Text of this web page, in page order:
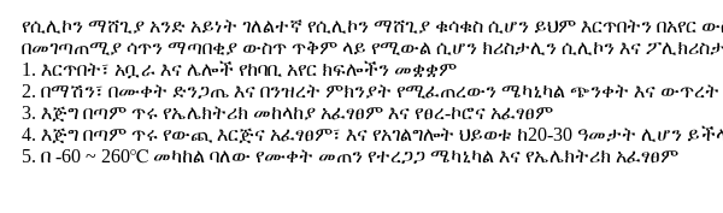
የሲሊኮን ማሸጊያ አንድ አይነት ገለልተኛ የሲሊኮን ማሸጊያ ቁሳቁስ ሲሆን ይህም እርጥበትን
በመገጣጠሚያ ሳጥን ማጣበቂያ ውስጥ ጥቅም ላይ የሚውል ሲሆን ክሪስታሊን ሲሊኮን እና
1. እርጥበት፣ አቧራ እና ሌሎች የከባቢ አየር ክፍሎችን መቋቋም
2. በማሽን፣ በሙቀት ድንጋጤ እና በንዝረት ምክንያት የሚፈጠረውን ሜካኒካል ጭንቀት እና ውጥረት
3. እጅግ በጣም ጥሩ የኤሌክትሪክ መከላከያ አፈፃፀም እና የፀረ-ኮሮና አፈፃፀም
4. እጅግ በጣም ጥሩ የውጪ እርጅና አፈፃፀም፣ እና የአገልግሎት ህይወቱ ከ20-30 ዓመታት ሊሆን
5. በ -60 ~ 260℃ መካከል ባለው የሙቀት መጠን የተረጋጋ ሜካኒካል እና የኤሌክትሪክ አፈፃፀም